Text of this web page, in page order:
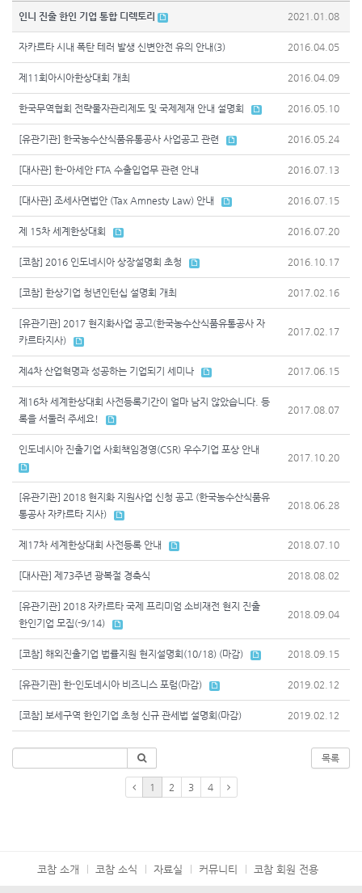
인니 진출 한인 기업 통합 디렉토리 2021.01.08
자카르타 시내 폭탄 테러 발생 신변안전 유의 안내(3) 2016.04.05
제11회아시아한상대회 개최 2016.04.09
한국무역협회 전략물자관리제도 및 국제제재 안내 설명회 2016.05.10
[유관기관] 한국농수산식품유통공사 사업공고 관련 2016.05.24
[대사관] 한-아세안 FTA 수출입업무 관련 안내 2016.07.13
[대사관] 조세사면법안 (Tax Amnesty Law) 안내 2016.07.15
제 15차 세계한상대회 2016.07.20
[코참] 2016 인도네시아 상장설명회 초청 2016.10.17
[코참] 한상기업 청년인턴십 설명회 개최 2017.02.16
[유관기관] 2017 현지화사업 공고(한국농수산식품유통공사 자
카르타지사)
2017.02.17
제4차 산업혁명과 성공하는 기업되기 세미나 2017.06.15
제16차 세계한상대회 사전등록기간이 얼마 남지 않았습니다. 등
록을 서둘러 주세요!
2017.08.07
인도네시아 진출기업 사회책임경영(CSR) 우수기업 포상 안내
2017.10.20
[유관기관] 2018 현지화 지원사업 신청 공고 (한국농수산식품유
통공사 자카르타 지사)
2018.06.28
제17차 세계한상대회 사전등록 안내 2018.07.10
[대사관] 제73주년 광복절 경축식 2018.08.02
[유관기관] 2018 자카르타 국제 프리미엄 소비재전 현지 진출
한인기업 모집(-9/14)
2018.09.04
[코참] 해외진출기업 법률지원 현지설명회(10/18) (마감) 2018.09.15
[유관기관] 한-인도네시아 비즈니스 포럼(마감) 2019.02.12
[코참] 보세구역 한인기업 초청 신규 관세법 설명회(마감) 2019.02.12
목록
1 2 3 4
코참 소개 코참 소식 자료실 커뮤니티 코참 회원 전용